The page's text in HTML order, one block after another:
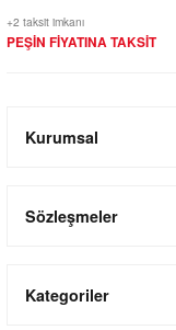
+2 taksit imkanı
PEŞİN FİYATINA TAKSİT
Kurumsal
Sözleşmeler
Kategoriler